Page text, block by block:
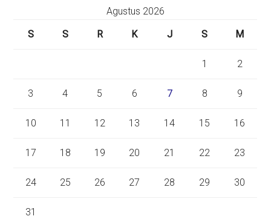
Agustus 2026
S
S R K J S M
1 2
3 4 5 6 7 8 9
10 11 12 13 14 15 16
17 18 19 20 21 22 23
24 25 26 27 28 29 30
31